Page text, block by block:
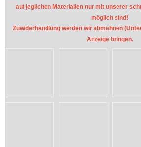
auf jeglichen Materialien nur mit unserer
möglich sind!
Zuwiderhandlung werden wir abmahnen
Anzeige bringen.